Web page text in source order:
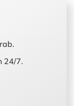
24/7.